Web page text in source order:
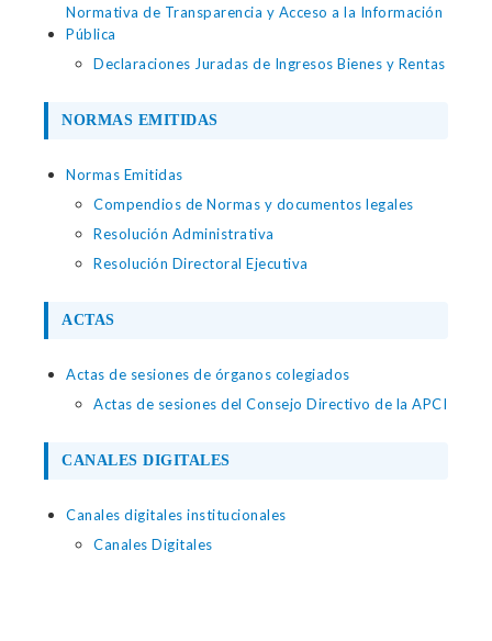
Normativa de Transparencia y Acceso a la Información
Pública
Declaraciones Juradas de Ingresos Bienes y Rentas
NORMAS EMITIDAS
Normas Emitidas
Compendios de Normas y documentos legales
Resolución Administrativa
Resolución Directoral Ejecutiva
ACTAS
Actas de sesiones de órganos colegiados
Actas de sesiones del Consejo Directivo de la APCI
CANALES DIGITALES
Canales digitales institucionales
Canales Digitales